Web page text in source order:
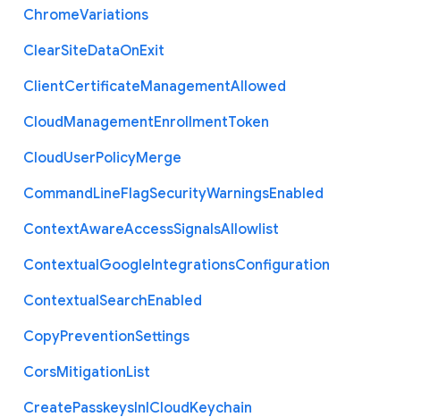
ChromeVariations
ClearSiteDataOnExit
ClientCertificateManagementAllowed
CloudManagementEnrollmentToken
CloudUserPolicyMerge
CommandLineFlagSecurityWarningsEnabled
ContextAwareAccessSignalsAllowlist
ContextualGoogleIntegrationsConfiguration
ContextualSearchEnabled
CopyPreventionSettings
CorsMitigationList
CreatePasskeysInICloudKeychain